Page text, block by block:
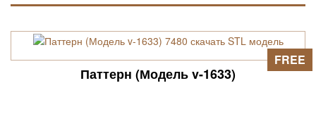
Паттерн (Модель v-1633)
FREE